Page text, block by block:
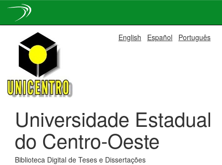
navigation
English Español Português
Universidade Estadual
do Centro-Oeste
Biblioteca Digital de Teses e Dissertações